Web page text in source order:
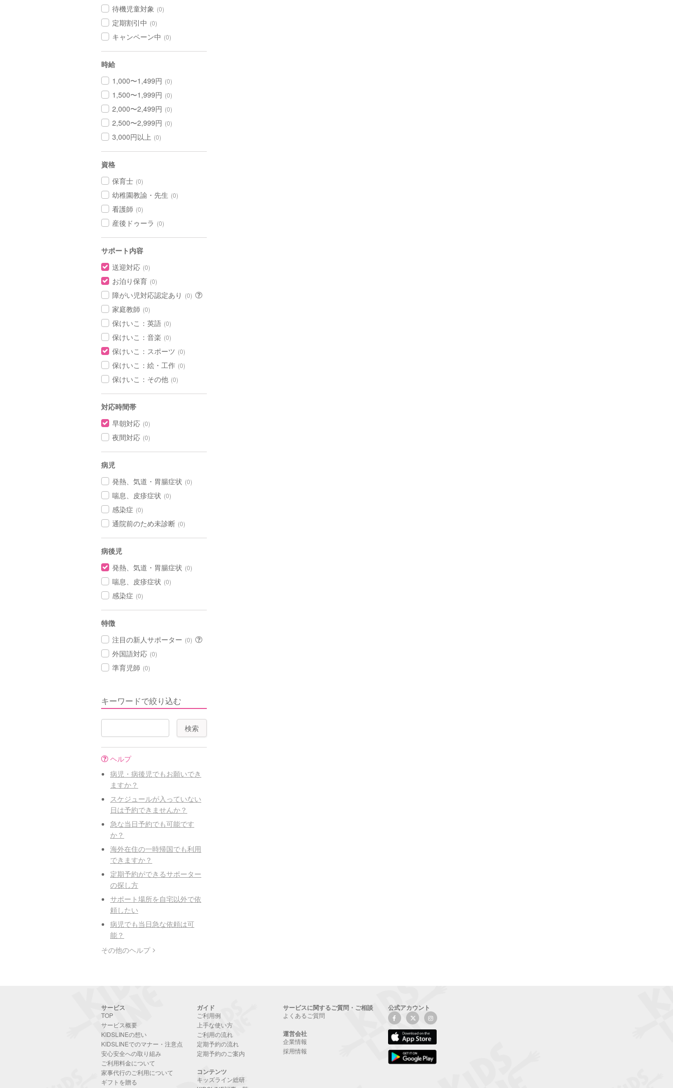
待機児童対象 (0)
定期割引中 (0)
キャンペーン中 (0)
時給
1,000〜1,499円 (0)
1,500〜1,999円 (0)
2,000〜2,499円 (0)
2,500〜2,999円 (0)
3,000円以上 (0)
資格
保育士 (0)
幼稚園教諭・先生 (0)
看護師 (0)
産後ドゥーラ (0)
サポート内容
送迎対応 (0)
お泊り保育 (0)
障がい児対応認定あり (0)
家庭教師 (0)
保けいこ：英語 (0)
保けいこ：音楽 (0)
保けいこ：スポーツ (0)
保けいこ：絵・工作 (0)
保けいこ：その他 (0)
対応時間帯
早朝対応 (0)
夜間対応 (0)
病児
発熱、気道・胃腸症状 (0)
喘息、皮疹症状 (0)
感染症 (0)
通院前のため未診断 (0)
病後児
発熱、気道・胃腸症状 (0)
喘息、皮疹症状 (0)
感染症 (0)
特徴
注目の新人サポーター (0)
外国語対応 (0)
準育児師 (0)
キーワードで絞り込む
ヘルプ
病児・病後児でもお願いでき
ますか？
スケジュールが入っていない
日は予約できませんか？
急な当日予約でも可能です
か？
海外在住の一時帰国でも利用
できますか？
定期予約ができるサポーター
の探し方
サポート場所を自宅以外で依
頼したい
病児でも当日急な依頼は可
能？
その他のヘルプ
サービス
TOP
サービス概要
KIDSLINEの想い
KIDSLINEでのマナー・注意点
安心安全への取り組み
ご利用料金について
家事代行のご利用について
ギフトを贈る
ガイド
ご利用例
上手な使い方
ご利用の流れ
定期予約の流れ
定期予約のご案内
コンテンツ
キッズライン総研
サービスに関するご質問・ご相談
よくあるご質問
運営会社
企業情報
採用情報
公式アカウント